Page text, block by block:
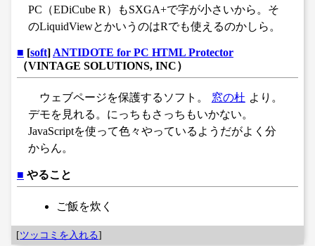
PC（EDiCube R）もSXGA+で字が小さいから。そ
のLiquidViewとかいうのはRでも使えるのかしら。
■ [soft]ANTIDOTE for PC HTML Protector
（VINTAGE SOLUTIONS, INC）
ウェブページを保護するソフト。 窓の杜 より。
デモを見れる。にっちもさっちもいかない。
JavaScriptを使って色々やっているようだがよく分
からん。
■ やること
ご飯を炊く
[ツッコミを入れる]